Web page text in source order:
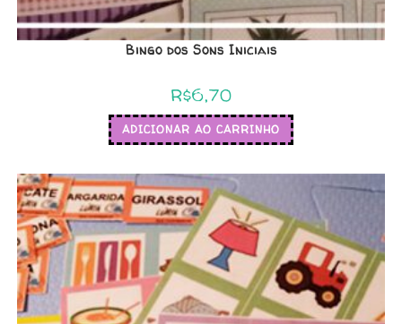
Bingo dos Sons Iniciais
R$6,70
ADICIONAR AO CARRINHO